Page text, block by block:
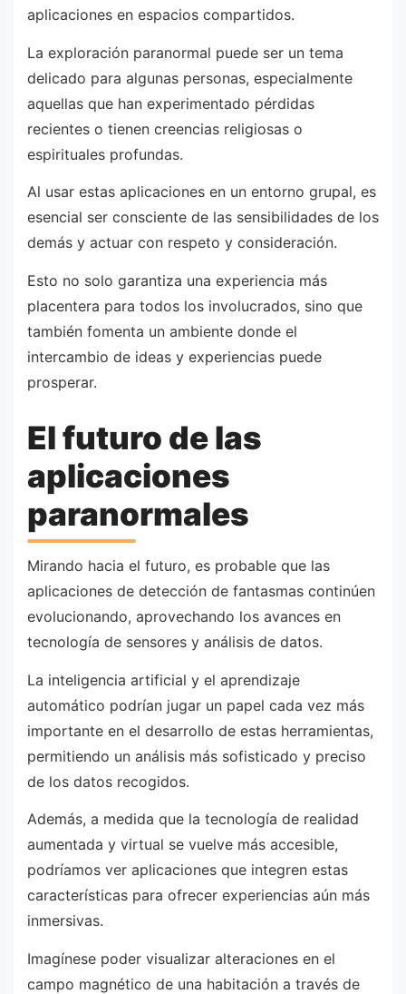
aplicaciones en espacios compartidos.
La exploración paranormal puede ser un tema
delicado para algunas personas, especialmente
aquellas que han experimentado pérdidas
recientes o tienen creencias religiosas o
espirituales profundas.
Al usar estas aplicaciones en un entorno grupal, es
esencial ser consciente de las sensibilidades de los
demás y actuar con respeto y consideración.
Esto no solo garantiza una experiencia más
placentera para todos los involucrados, sino que
también fomenta un ambiente donde el
intercambio de ideas y experiencias puede
prosperar.
El futuro de las
aplicaciones
paranormales
Mirando hacia el futuro, es probable que las
aplicaciones de detección de fantasmas continúen
evolucionando, aprovechando los avances en
tecnología de sensores y análisis de datos.
La inteligencia artificial y el aprendizaje
automático podrían jugar un papel cada vez más
importante en el desarrollo de estas herramientas,
permitiendo un análisis más sofisticado y preciso
de los datos recogidos.
Además, a medida que la tecnología de realidad
aumentada y virtual se vuelve más accesible,
podríamos ver aplicaciones que integren estas
características para ofrecer experiencias aún más
inmersivas.
Imagínese poder visualizar alteraciones en el
campo magnético de una habitación a través de